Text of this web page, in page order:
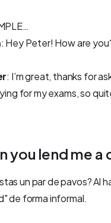
: Hey Peter! How are
: I’m great, thanks for
for my exams, so
you lend me
un par de pavos? Al
de forma informal.